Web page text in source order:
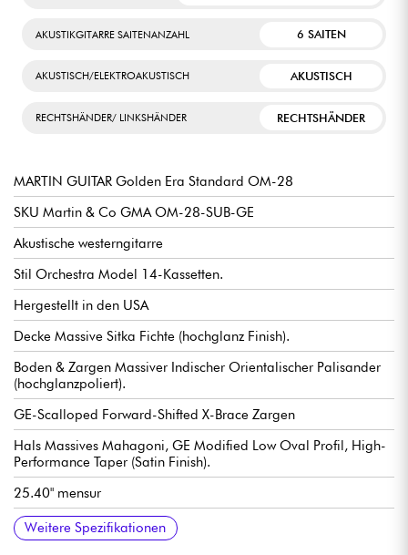
AKUSTIKGITARRE SAITENANZAHL 6 SAITEN
AKUSTISCH/ELEKTROAKUSTISCH AKUSTISCH
RECHTSHÄNDER/ LINKSHÄNDER RECHTSHÄNDER
MARTIN GUITAR Golden Era Standard OM-28
SKU Martin & Co GMA OM-28-SUB-GE
Akustische westerngitarre
Stil Orchestra Model 14-Kassetten.
Hergestellt in den USA
Decke Massive Sitka Fichte (hochglanz Finish).
Boden & Zargen Massiver Indischer Orientalischer Palisander
(hochglanzpoliert).
GE-Scalloped Forward-Shifted X-Brace Zargen
Hals Massives Mahagoni, GE Modified Low Oval Profil, High-
Performance Taper (Satin Finish).
25.40" mensur
Griffbrett Massives Ebenholz, 20x Bundtyp Small (true pleked)
Griffbrettradius / Radius 16"
Breite Hals 1. Bund 1.69" - 4.29 cm
Halsbreite 12. Bund 2.13" - 5.41 cm
Steg Massives Ebenholz im Belly-Stil
Kompensierter Steg-Sattel aus Knochen
Stimmmechaniken Martin Nickel Open Gear w/ Butterbean
Buttons
Flnition nitrocellulose gloss / hochglanz
Verkauft mit Martin Molded Hardshell Koffer
Weitere Spezifikationen